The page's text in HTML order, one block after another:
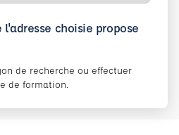
choisie propose
de recherche ou effectuer
de formation.